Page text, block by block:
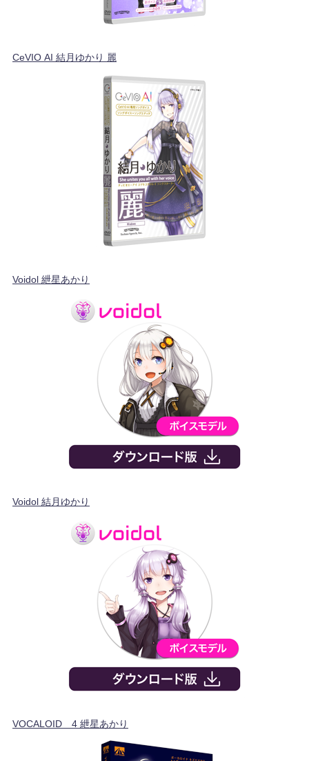
CeVIO AI 結月ゆかり 麗
Voidol 紲星あかり
Voidol 結月ゆかり
VOCALOID™4 紲星あかり